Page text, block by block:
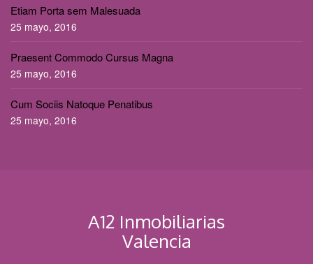
Etiam Porta sem Malesuada
25 mayo, 2016
Praesent Commodo Cursus Magna
25 mayo, 2016
Cum Sociis Natoque Penatibus
25 mayo, 2016
A12 Inmobiliarias
Valencia